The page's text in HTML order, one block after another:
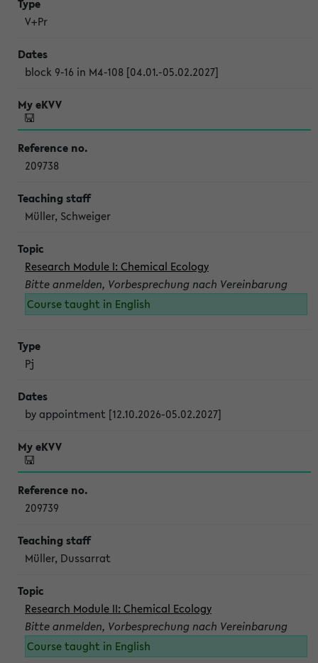
V+Pr
block 9-16 in M4-108 [04.01.-05.02.2027]
209738
Müller, Schweiger
Research Module I: Chemical Ecology
Bitte anmelden, Vorbesprechung nach Vereinbarung
Course taught in English
Pj
by appointment [12.10.2026-05.02.2027]
209739
Müller, Dussarrat
Research Module II: Chemical Ecology
Bitte anmelden, Vorbesprechung nach Vereinbarung
Course taught in English